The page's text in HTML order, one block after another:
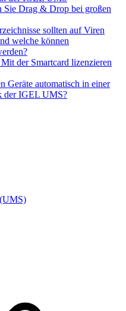
Sie Drag & Drop bei großen
sollten auf Viren
welche können
der Smartcard lizenzieren
Geräte automatisch in einer
der IGEL UMS?